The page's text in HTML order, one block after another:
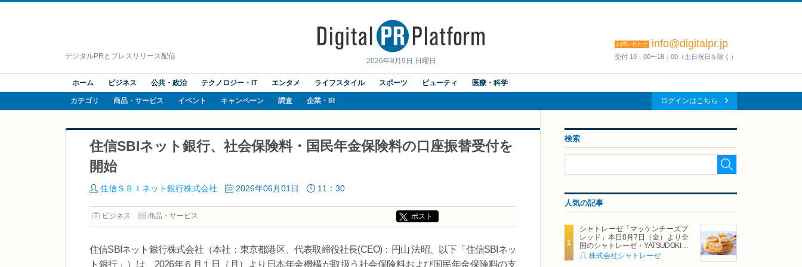
2026年8月9日 日曜日
デジタルPRとプレスリリース配信
お問い合わせ info@digitalpr.jp
受付 10：00〜18：00（土日祝日を除く）
ホーム ビジネス 公共・政治 テクノロジー・IT エンタメ ライフスタイル スポーツ ビューティ 医療・科学
カテゴリ 商品・サービス イベント キャンペーン 調査 企業・IR ログインはこちら
住信SBIネット銀行、社会保険料・国民年金保険料の口座振替受付を
開始
住信ＳＢＩネット銀行株式会社 2026年06月01日 11：30
ビジネス 商品・サービス ポスト
住信SBIネット銀行株式会社（本社：東京都港区、代表取締役社長(CEO)：円山 法昭、以下「住信SBIネッ
ト銀行」）は、2026年６月１日（月）より日本年金機構が取扱う社会保険料および国民年金保険料の支
検索
人気の記事
シャトレーゼ「マッケンチーズブ
レッド」本日8月7日（金）より全
国のシャトレーゼ・YATSUDOKIで
発売株式会社シャトレーゼ